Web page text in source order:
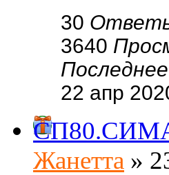
30
3640
22 апр
СП80.СИМА-
Жанетта »